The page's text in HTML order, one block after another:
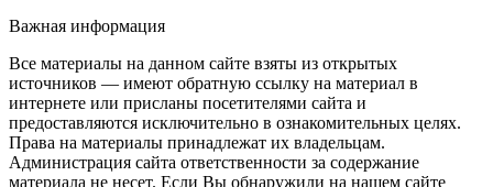
Важная информация
Все материалы на данном сайте взяты из открытых
источников — имеют обратную ссылку на материал в
интернете или присланы посетителями сайта и
предоставляются исключительно в ознакомительных целях.
Права на материалы принадлежат их владельцам.
Администрация сайта ответственности за содержание
материала не несет. Если Вы обнаружили на нашем сайте